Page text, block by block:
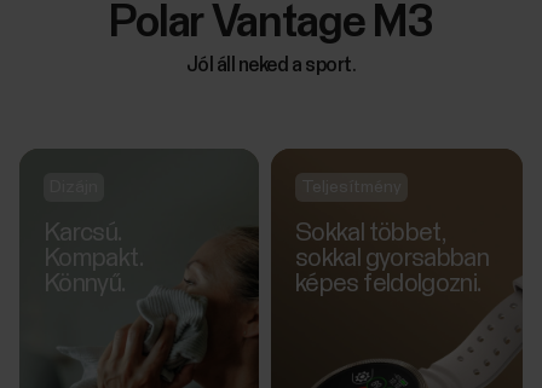
Polar Vantage M3
Jól áll neked a sport.
Karcsú.
Kompakt.
Könnyű.
Sokkal többet,
sokkal gyorsabban
képes feldolgozni.